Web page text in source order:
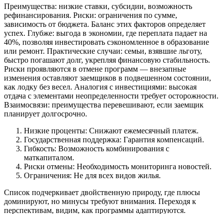
Преимущества: низкие ставки, субсидии, возможность
рефинансирования. Риски: ограничения по сумме,
зависимость от бюджета. Баланс этих факторов определяет
успех. Глубже: выгода в экономии, где переплата падает на
40%, позволяя инвестировать сэкономленное в образование
или ремонт. Практические случаи: семьи, взявшие льготу,
быстро погашают долг, укрепляя финансовую стабильность.
Риски проявляются в отмене программ — внезапные
изменения оставляют заемщиков в подвешенном состоянии,
как лодку без весел. Аналогия с инвестициями: высокая
отдача с элементами неопределенности требует осторожности.
Взаимосвязи: преимущества перевешивают, если заемщик
планирует долгосрочно.
Низкие проценты: Снижают ежемесячный платеж.
Государственная поддержка: Гарантия компенсаций.
Гибкость: Возможность комбинирования с
маткапиталом.
Риски отмены: Необходимость мониторинга новостей.
Ограничения: Не для всех видов жилья.
Список подчеркивает двойственную природу, где плюсы
доминируют, но минусы требуют внимания. Переходя к
перспективам, видим, как программы адаптируются.